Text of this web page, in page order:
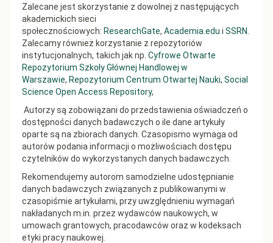
Zalecane jest skorzystanie z dowolnej z następujących
akademickich sieci
społecznościowych: ResearchGate, Academia.edu i SSRN
Zalecamy również korzystanie z repozytoriów
instytucjonalnych, takich jak np. Cyfrowe Otwarte
Repozytorium Szkoły Głównej Handlowej w
Warszawie, Repozytorium Centrum Otwartej Nauki, Social
Science Open Access Repository,
Autorzy są zobowiązani do przedstawienia oświadczeń o
dostępności danych badawczych o ile dane artykuły
oparte są na zbiorach danych. Czasopismo wymaga od
autorów podania informacji o możliwościach dostępu
czytelników do wykorzystanych danych badawczych.
Rekomendujemy autorom samodzielne udostępnianie
danych badawczych związanych z publikowanymi w
czasopiśmie artykułami, przy uwzględnieniu wymagań
nakładanych m.in. przez wydawców naukowych, w
umowach grantowych, pracodawców oraz w kodeksach
etyki pracy naukowej.